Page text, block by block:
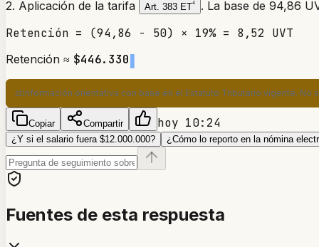
2. Aplicación de la tarifa Art. 383 ET⁴ . La base de 94,86
Retención = (94,86 − 50) × 19% = 8,52 UVT
Retención ≈ $446.330
⚖️Información orientativa con base en el Estatuto Tributario vigente. No
Copiar Compartir hoy 10:24
¿Y si el salario fuera $12.000.000? ¿Cómo lo reporto en la nómina
Fuentes de esta respuesta